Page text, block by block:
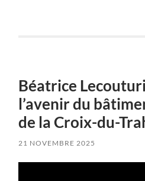
Béatrice
l’avenir du
de la Croix-du-
21 NOVEMBRE 2025